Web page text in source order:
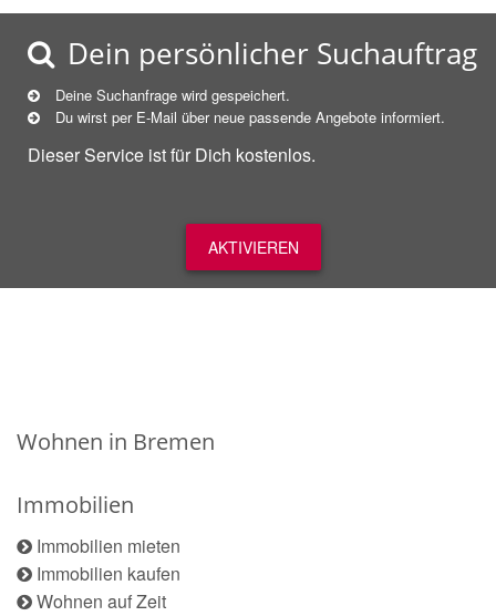
Dein persönlicher Suchauftrag
Deine Suchanfrage wird gespeichert.
Du wirst per E-Mail über neue passende Angebote informiert.
Dieser Service ist für Dich kostenlos.
AKTIVIEREN
Wohnen in Bremen
Immobilien
Immobilien mieten
Immobilien kaufen
Wohnen auf Zeit